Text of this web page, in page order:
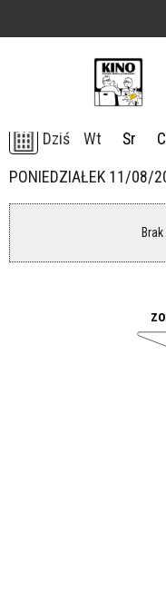
Dziś Wt Śr
PONIEDZIAŁEK 11/08/